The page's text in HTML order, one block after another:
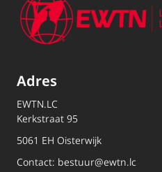
Adres
EWTN.LC
Kerkstraat 95
5061 EH Oisterwijk
Contact: bestuur@ewtn.lc